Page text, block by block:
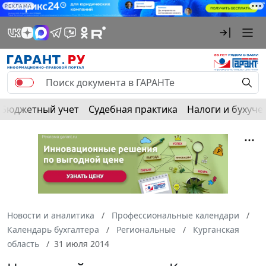
РЕКЛАМА
Бюджетный учет Судебная практика Налоги и
Новости и аналитика
Профессиональные календари
Календарь бухгалтера
Региональные
Курганская
область
31 июля 2014